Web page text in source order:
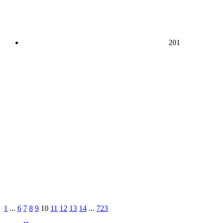
201
1 ... 6 7 8 9 10 11 12 13 14 ... 723